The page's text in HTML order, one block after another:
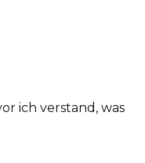
ich verstand, was